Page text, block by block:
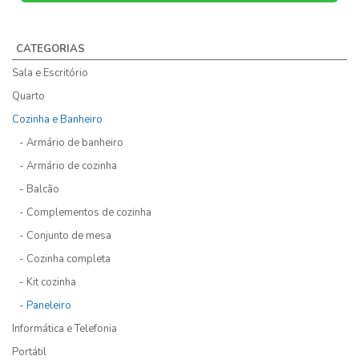
CATEGORIAS
Sala e Escritório
Quarto
Cozinha e Banheiro
- Armário de banheiro
- Armário de cozinha
- Balcão
- Complementos de cozinha
- Conjunto de mesa
- Cozinha completa
- Kit cozinha
- Paneleiro
Informática e Telefonia
Portátil